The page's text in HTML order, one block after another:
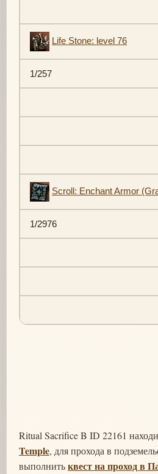
Life Stone: level 76
1/257
Scroll: Enchant Armor
1/2976
Ritual Sacrifice B ID 22161
Temple, для прохода в
выполнитьквест на проход в